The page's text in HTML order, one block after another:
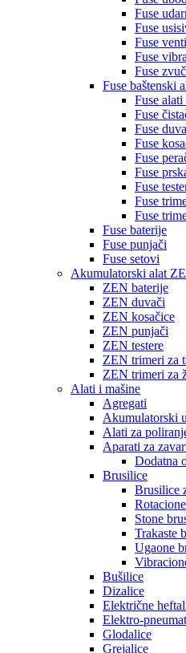
Fuse
Fuse
Fuse
Fuse
Fuse
Fuse baštenski
Fuse
Fuse
Fuse
Fuse
Fuse
Fuse
Fuse
Fuse
Fuse
Fuse baterije
Fuse punjači
Fuse setovi
Akumulatorski alat
ZEN baterije
ZEN duvači
ZEN kosačice
ZEN punjači
ZEN testere
ZEN trimeri za
ZEN trimeri za
Alati i mašine
Agregati
Akumulatorski
Alati za
Aparati za
Dodatna
Brusilice
Brusilice
Stone
Trakaste
Ugaone
Bušilice
Dizalice
Električne
Elektro-
Glodalice
Grejalice